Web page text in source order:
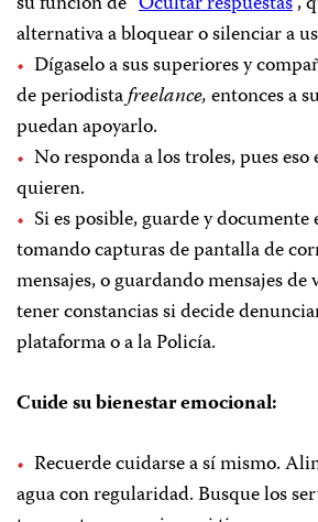
alternativa a bloquear o silenciar a
Dígaselo a sus superiores y
de periodistafreelance,entonces a
puedan apoyarlo.
No responda a los troles, pues eso
quieren.
Si es posible, guarde y documente
tomando capturas de pantalla de
mensajes, o guardando mensajes de
tener constancias si decide
plataforma o a la Policía.
Cuide su bienestar emocional:
Recuerde cuidarse a sí mismo.
agua con regularidad. Busque los